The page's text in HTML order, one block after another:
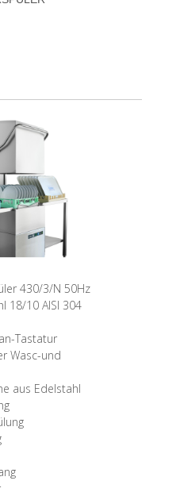
430/3/N 50Hz
18/10 AISI 304
Tastatur
Wasc-und
aus Edelstahl